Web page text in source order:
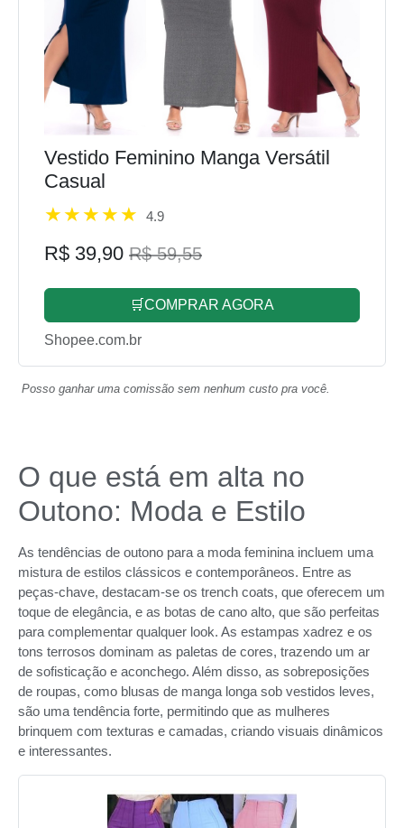
Vestido Feminino Manga Versátil
Casual
4.9
R$ 39,90 R$ 59,55
🛒COMPRAR AGORA
Shopee.com.br
Posso ganhar uma comissão sem nenhum custo pra você.
O que está em alta no
Outono: Moda e Estilo
As tendências de outono para a moda feminina incluem uma
mistura de estilos clássicos e contemporâneos. Entre as
peças-chave, destacam-se os trench coats, que oferecem um
toque de elegância, e as botas de cano alto, que são perfeitas
para complementar qualquer look. As estampas xadrez e os
tons terrosos dominam as paletas de cores, trazendo um ar
de sofisticação e aconchego. Além disso, as sobreposições
de roupas, como blusas de manga longa sob vestidos leves,
são uma tendência forte, permitindo que as mulheres
brinquem com texturas e camadas, criando visuais dinâmicos
e interessantes.